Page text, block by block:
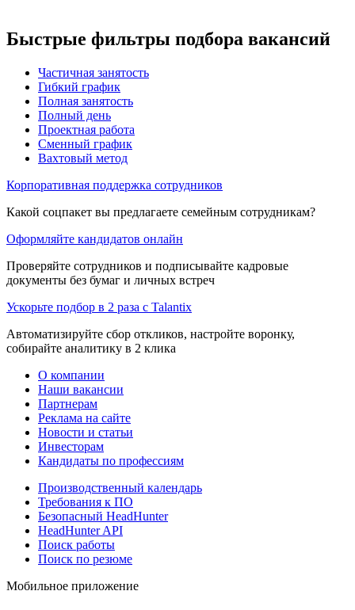
Быстрые фильтры подбора вакансий
Частичная занятость
Гибкий график
Полная занятость
Полный день
Проектная работа
Сменный график
Вахтовый метод
Корпоративная поддержка сотрудников
Какой соцпакет вы предлагаете семейным сотрудникам?
Оформляйте кандидатов онлайн
Проверяйте сотрудников и подписывайте кадровые
документы без бумаг и личных встреч
Ускорьте подбор в 2 раза с Talantix
Автоматизируйте сбор откликов, настройте воронку,
собирайте аналитику в 2 клика
О компании
Наши вакансии
Партнерам
Реклама на сайте
Новости и статьи
Инвесторам
Кандидаты по профессиям
Производственный календарь
Требования к ПО
Безопасный HeadHunter
HeadHunter API
Поиск работы
Поиск по резюме
Мобильное приложение